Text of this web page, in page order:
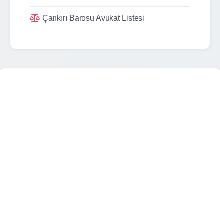
Çankırı Barosu Avukat Listesi